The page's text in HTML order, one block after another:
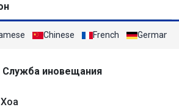
Chinese French German
Служба иновещания